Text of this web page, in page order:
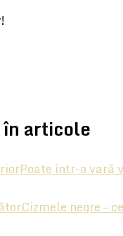
articole
Poate într-o vară
Cizmele negre –